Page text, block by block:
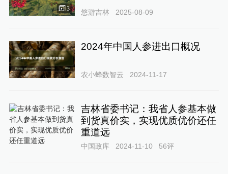
3 悠游吉林 2025-08-09
2024年中国人参进出口概况
农小蜂数智云 2024-11-17
吉林省委书记：我省人参基本做
到货真价实，实现优质优价还任
重道远
中国政库 2024-11-10 56评